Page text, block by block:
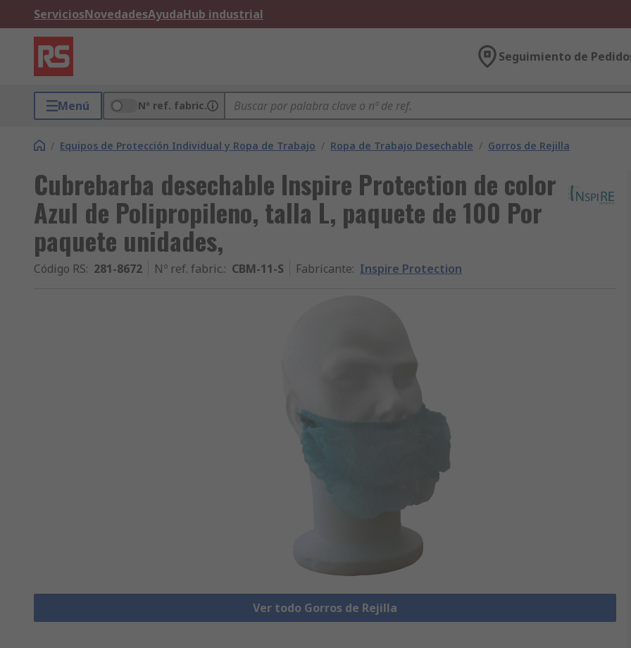
ServiciosNovedadesAyudaHub industrial
Seguimiento de
Menú Nº ref. fabric.
/ Equipos de Protección Individual y Ropa de Trabajo / Ropa de Trabajo Desechable / Gorros de Rejilla
Cubrebarba desechable Inspire Protection de color
Azul de Polipropileno, talla L, paquete de 100 Por
paquete unidades,
Código RS: 281-8672 Nº ref. fabric.: CBM-11-S Fabricante: Inspire Protection
Ver todo Gorros de Rejilla